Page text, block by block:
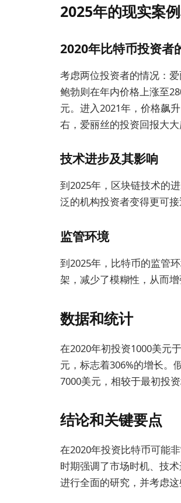
2025年的现实案
2020年比特币投资者
考虑两位投资者的情况：
鲍勃则在年内价格上涨至
元。进入2021年，价格飙
右，爱丽丝的投资回报大
技术进步及其影响
到2025年，区块链技术的
泛的机构投资者变得更可
监管环境
到2025年，比特币的监管
架，减少了模糊性，从而
数据和统计
在2020年初投资1000美元
元，标志着306%的增长。
7000美元，相较于最初投
结论和关键要点
在2020年投资比特币可能
时期强调了市场时机、技
进行全面的研究，并考虑